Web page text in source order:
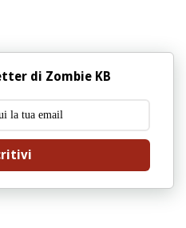
di Zombie KB